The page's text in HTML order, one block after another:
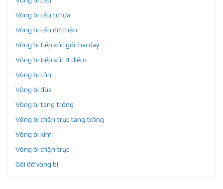
Vòng bi cầu tự lựa
Vòng bi cầu đỡ chặn
Vòng bi tiếp xúc góc hai dãy
Vòng bi tiếp xúc 4 điểm
Vòng bi côn
Vòng bi đũa
Vòng bi tang trống
Vòng bi chặn trục tang trống
Vòng bi kim
Vòng bi chặn trục
Gối đỡ vòng bi